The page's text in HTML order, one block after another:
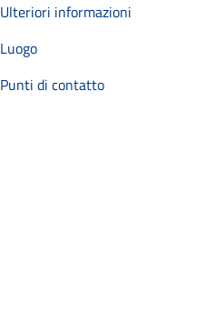
Ulteriori informazioni
Luogo
Punti di contatto